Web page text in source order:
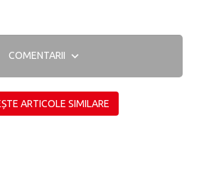
COMENTARII
ARTICOLE SIMILARE